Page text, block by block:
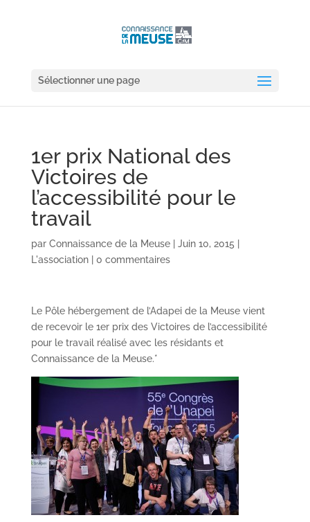
Sélectionner une page
1er prix National des
Victoires de
l’accessibilité pour le
travail
par Connaissance de la Meuse| Juin 10, 2015
L'association| 0 commentaires
Le Pôle hébergement de l’Adapei de la Meuse vient
de recevoir le 1er prix des Victoires de l’accessibilité
pour le travail réalisé avec les résidants et
Connaissance de la Meuse.*